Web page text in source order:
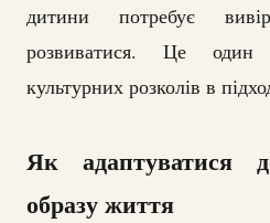
дитини потребує
розвиватися. Це один
культурних розколів в
Як адаптуватися
образу життя